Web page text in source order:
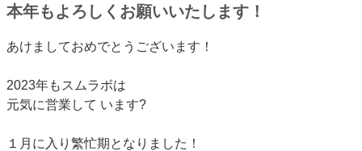
本年もよろしくお願いいたします！
あけましておめでとうございます！
2023年もスムラボは
元気に営業して います?
１月に入り繁忙期となりました！